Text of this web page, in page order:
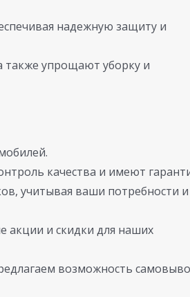
надежную защиту и
также упрощают уборку и
качества и имеют
учитывая ваши потребности и
акции и скидки для наших
возможность